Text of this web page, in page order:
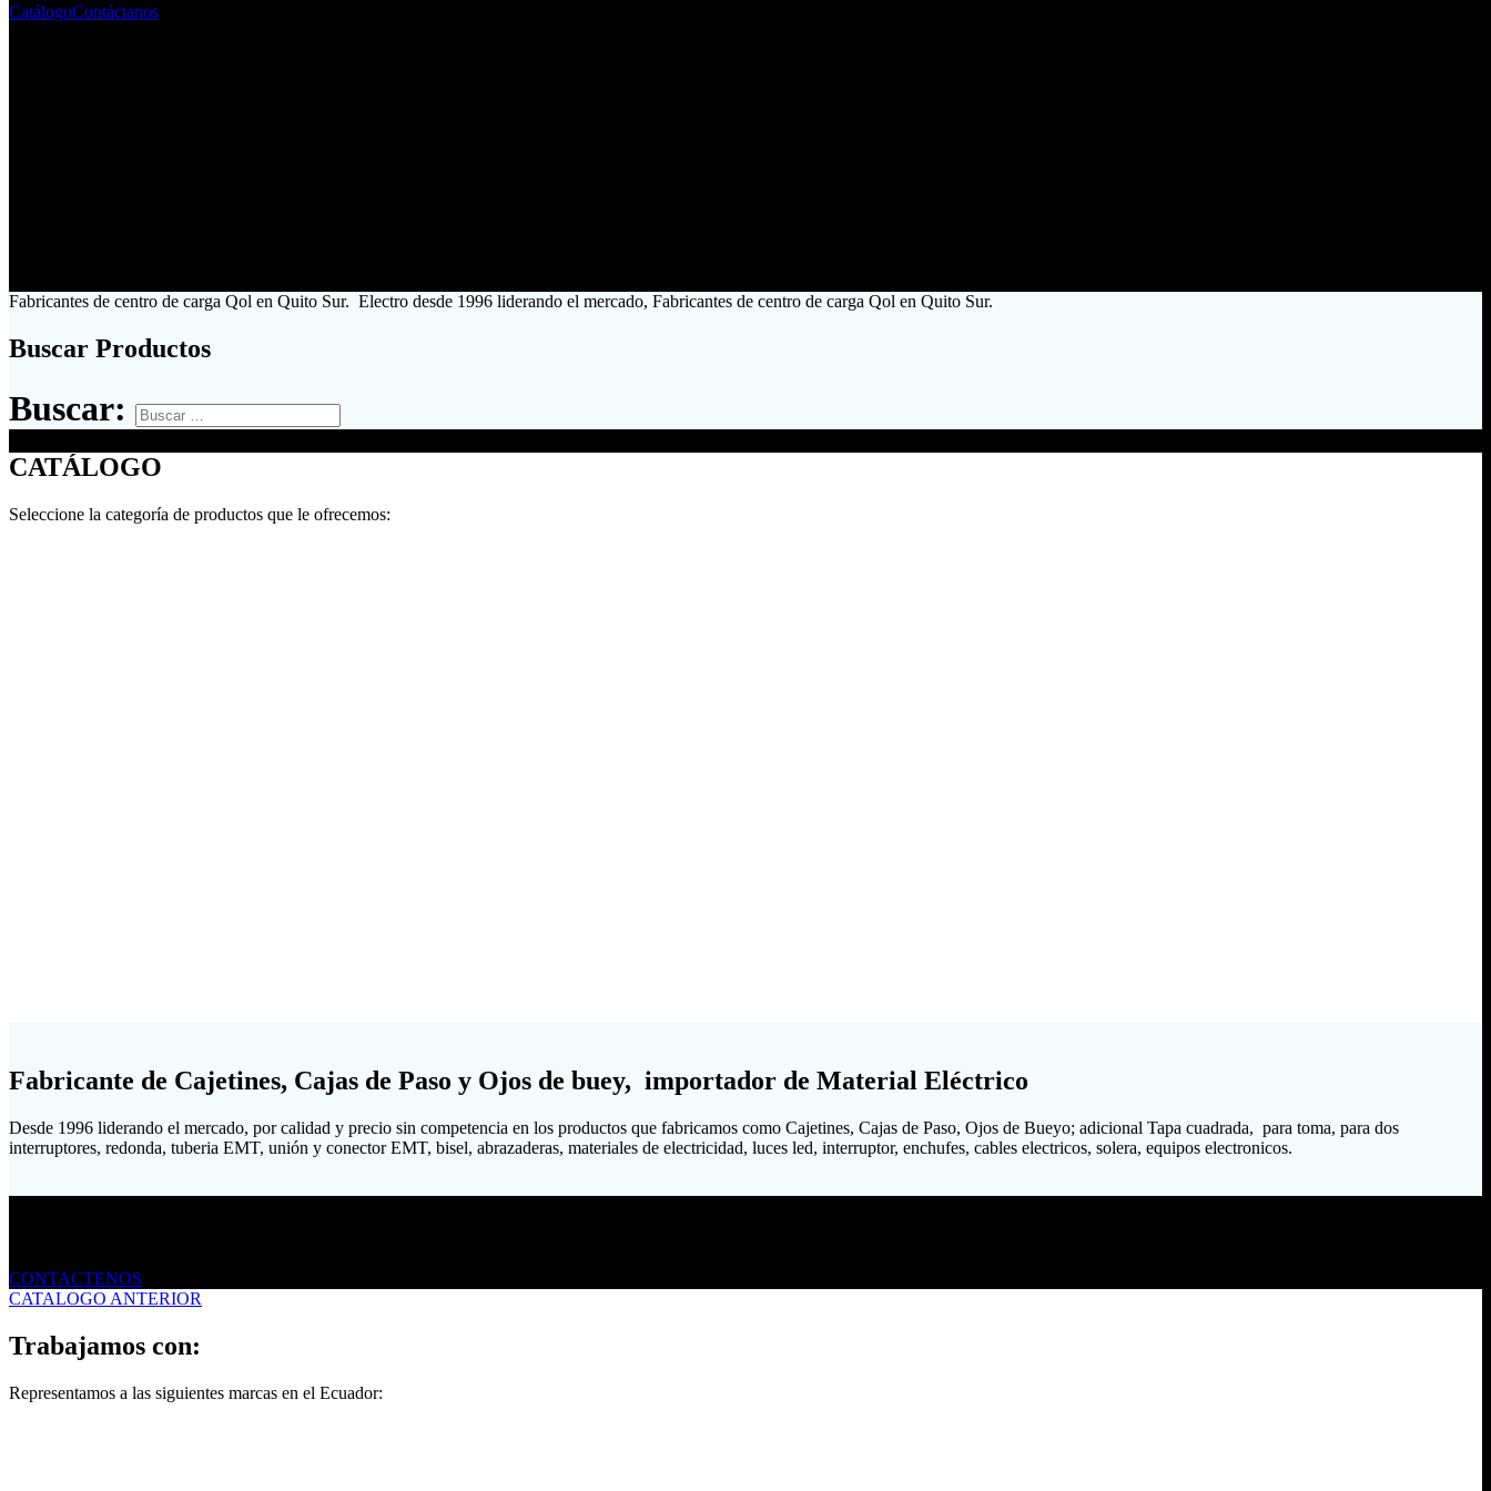
CatálogoContáctanos
Fabricantes de centro de carga Qol en Quito Sur. Electro desde 1996 liderando el mercado, Fabricantes de centro de carga Qol en Quito Sur.
Buscar Productos
Buscar:
CATÁLOGO
Seleccione la categoría de productos que le ofrecemos:
Fabricante de Cajetines, Cajas de Paso y Ojos de buey, importador de Material Eléctrico
Desde 1996 liderando el mercado, por calidad y precio sin competencia en los productos que fabricamos como Cajetines, Cajas de Paso, Ojos de Bueyo; adicional Tapa cuadrada, para toma, para dos
interruptores, redonda, tuberia EMT, unión y conector EMT, bisel, abrazaderas, materiales de electricidad, luces led, interruptor, enchufes, cables electricos, solera, equipos electronicos.
CONTACTENOS
CATALOGO ANTERIOR
Trabajamos con:
Representamos a las siguientes marcas en el Ecuador: